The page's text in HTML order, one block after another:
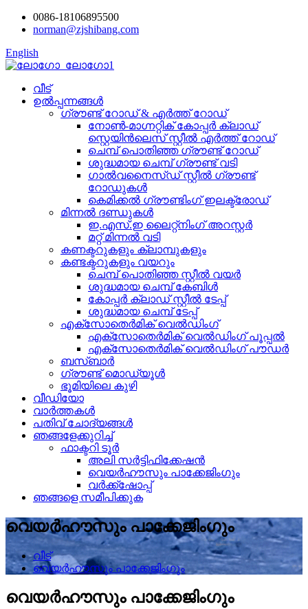
0086-18106895500
norman@zjshibang.com
English
വീട്
ഉൽപ്പന്നങ്ങൾ
ഗ്രൗണ്ട് റോഡ് & എർത്ത് റോഡ്
നോൺ-മാഗ്നറ്റിക് കോപ്പർ ക്ലാഡ്
സ്റ്റെയിൻലെസ് സ്റ്റീൽ എർത്ത് റോഡ്
ചെമ്പ് പൊതിഞ്ഞ ഗ്രൗണ്ട് റോഡ്
ശുദ്ധമായ ചെമ്പ് ഗ്രൗണ്ട് വടി
ഗാൽവനൈസ്ഡ് സ്റ്റീൽ ഗ്രൗണ്ട്
റോഡുകൾ
കെമിക്കൽ ഗ്രൗണ്ടിംഗ് ഇലക്ട്രോഡ്
മിന്നൽ ദണ്ഡുകൾ
ഇ.എസ്.ഇ ലൈറ്റ്നിംഗ് അറസ്റ്റർ
മറ്റ് മിന്നൽ വടി
കണക്ടറുകളും ക്ലാമ്പുകളും
കണ്ടക്ടറുകളും വയറും
ചെമ്പ് പൊതിഞ്ഞ സ്റ്റീൽ വയർ
ശുദ്ധമായ ചെമ്പ് കേബിൾ
കോപ്പർ ക്ലാഡ് സ്റ്റീൽ ടേപ്പ്
ശുദ്ധമായ ചെമ്പ് ടേപ്പ്
എക്സോതെർമിക് വെൽഡിംഗ്
എക്സോതെർമിക് വെൽഡിംഗ് പൂപ്പൽ
എക്സോതെർമിക് വെൽഡിംഗ് പൗഡർ
ബസ്ബാർ
ഗ്രൗണ്ട് മൊഡ്യൂൾ
ഭൂമിയിലെ കുഴി
വീഡിയോ
വാർത്തകൾ
പതിവ് ചോദ്യങ്ങൾ
ഞങ്ങളേക്കുറിച്ച്
ഫാക്ടറി ടൂർ
അലി സർട്ടിഫിക്കേഷൻ
വെയർഹൗസും പാക്കേജിംഗും
വർക്ക്‌ഷോപ്പ്
ഞങ്ങളെ സമീപിക്കുക
വെയർഹൗസും പാക്കേജിംഗും
വീട്
വെയർഹൗസും പാക്കേജിംഗും
വെയർഹൗസും പാക്കേജിംഗും